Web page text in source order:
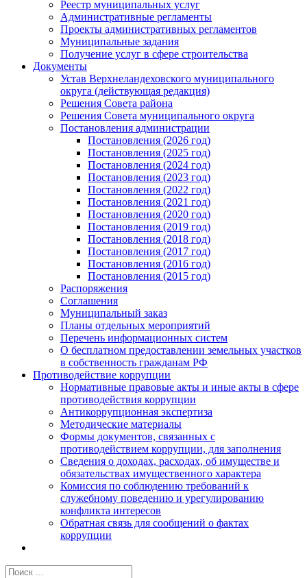
Реестр муниципальных услуг
Административные регламенты
Проекты административных регламентов
Муниципальные задания
Получение услуг в сфере строительства
Документы
Устав Верхнеландеховского муниципального
округа (действующая редакция)
Решения Совета района
Решения Совета муниципального округа
Постановления администрации
Постановления (2026 год)
Постановления (2025 год)
Постановления (2024 год)
Постановления (2023 год)
Постановления (2022 год)
Постановления (2021 год)
Постановления (2020 год)
Постановления (2019 год)
Постановления (2018 год)
Постановления (2017 год)
Постановления (2016 год)
Постановления (2015 год)
Распоряжения
Соглашения
Муниципальный заказ
Планы отдельных мероприятий
Перечень информационных систем
О бесплатном предоставлении земельных участков
в собственность гражданам РФ
Противодействие коррупции
Нормативные правовые акты и иные акты в сфере
противодействия коррупции
Антикоррупционная экспертиза
Методические материалы
Формы документов, связанных с
противодействием коррупции, для заполнения
Сведения о доходах, расходах, об имуществе и
обязательствах имущественного характера
Комиссия по соблюдению требований к
служебному поведению и урегулированию
конфликта интересов
Обратная связь для сообщений о фактах
коррупции
Результат